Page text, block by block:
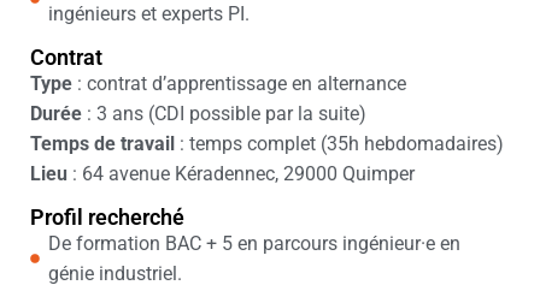
ingénieurs et experts PI.
Contrat
Type : contrat d’apprentissage en alternance
Durée : 3 ans (CDI possible par la suite)
Temps de travail : temps complet (35h hebdomadaires)
Lieu : 64 avenue Kéradennec, 29000 Quimper
Profil recherché
De formation BAC + 5 en parcours ingénieur·e en
génie industriel.